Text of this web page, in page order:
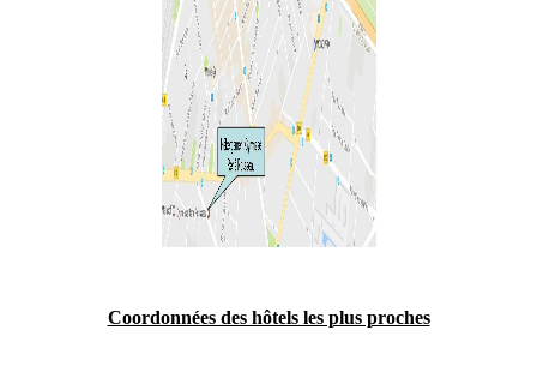
Coordonnées des hôtels les plus proches